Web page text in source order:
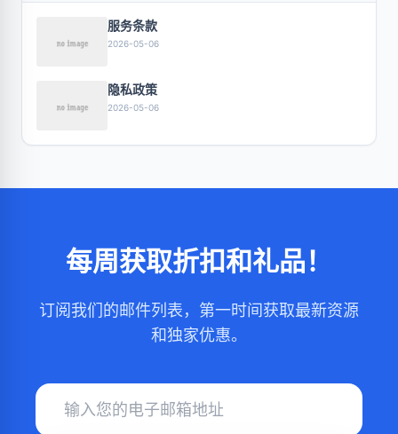
服务条款
2026-05-06
隐私政策
2026-05-06
每周获取折扣和礼品！
订阅我们的邮件列表，第一时间获取最新资源
和独家优惠。